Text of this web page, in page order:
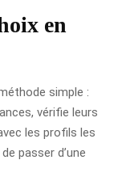
en
simple :
vérifie leurs
les profils les
passer d’une